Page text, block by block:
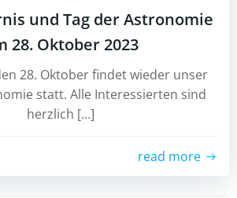
und Tag der Astronomie
28. Oktober 2023
28. Oktober findet wieder unser
statt. Alle Interessierten sind
herzlich […]
read more